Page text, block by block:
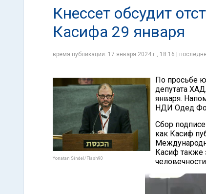
Кнессет обсудит
Касифа 29 января
время публикации: 17 января 2024 г., 18:16 |
Yonatan Sindel/Flash90
По просьбе
депутата
января.
НДИ Одед
Сбор
как Касиф
Касиф также